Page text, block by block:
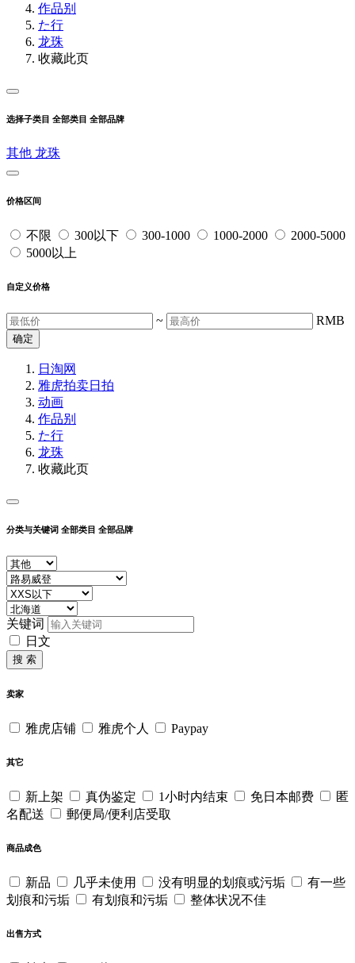
作品别
た行
龙珠
收藏此页
选择子类目 全部类目 全部品牌
其他 龙珠
价格区间
不限 300以下 300-1000 1000-2000
2000-5000
5000以上
自定义价格
~ RMB
确定
日淘网
雅虎拍卖日拍
动画
作品别
た行
龙珠
收藏此页
分类与关键词 全部类目 全部品牌
关键词
日文
搜 索
卖家
雅虎店铺 雅虎个人 Paypay
其它
新上架 真伪鉴定 1小时内结束 免日本邮费
匿
名配送
郵便局/便利店受取
商品成色
新品 几乎未使用 没有明显的划痕或污垢
有一些
划痕和污垢
有划痕和污垢 整体状况不佳
出售方式